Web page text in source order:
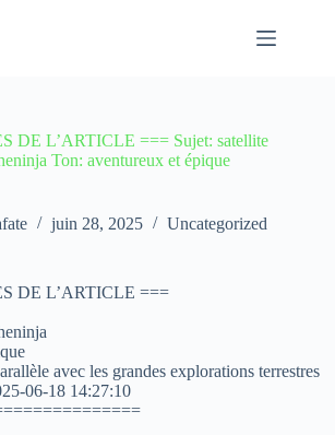
DE L’ARTICLE === Sujet: satellite
Ton: aventureux et épique
juin 28, 2025 Uncategorized
DE L’ARTICLE ===
avec les grandes explorations terrestres
06-18 14:27:10